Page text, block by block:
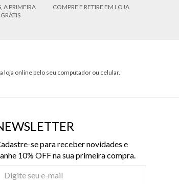
A PRIMEIRA
COMPRE E RETIRE EM LOJA
loja online pelo seu computador ou celular.
se para receber novidades e
10% OFF na sua primeira compra.